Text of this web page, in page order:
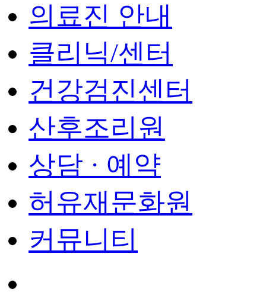
의료진 안내
클리닉/센터
건강검진센터
산후조리원
상담 · 예약
허유재문화원
커뮤니티